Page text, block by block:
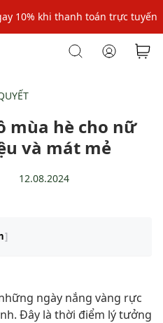
10% đơn đầu cho thành viên mới!
10% khi thanh toán trực tuyến
mùa hè cho nữ
và mát mẻ
12.08.2024
]
ngày nắng vàng rực
Đây là thời điểm lý tưởng